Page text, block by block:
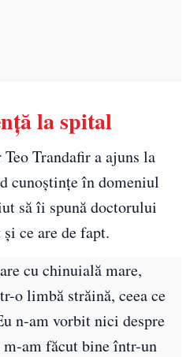
la spital
Trandafir a ajuns la
cunoștințe în domeniul
să îi spună doctorului
ce are de fapt.
cu chinuială mare,
o limbă străină, ceea ce
n-am vorbit nici despre
m-am făcut bine într-un